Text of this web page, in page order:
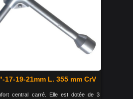
17-19-21mm L. 355 mm CrV
central carré. Elle est dotée de 3